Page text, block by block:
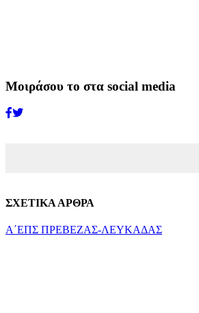
Μοιράσου το στα social media
ΣΧΕΤΙΚΑ ΑΡΘΡΑ
Α΄ΕΠΣ ΠΡΕΒΕΖΑΣ-ΛΕΥΚΑΔΑΣ